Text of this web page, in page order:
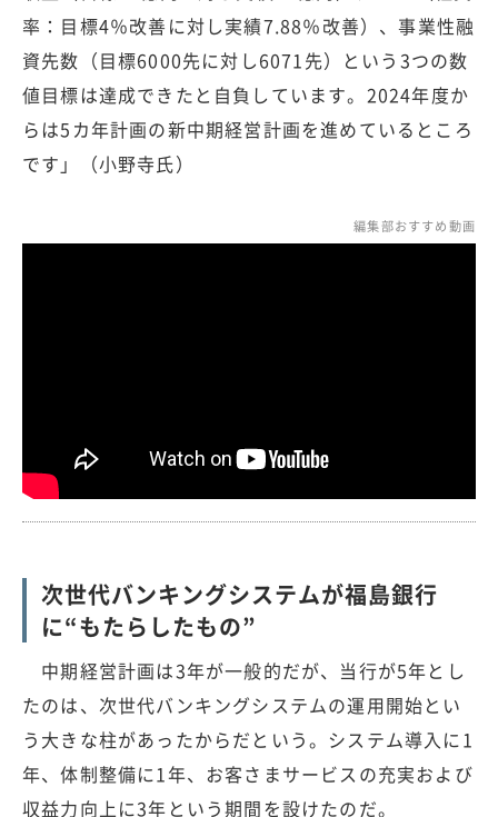
率：目標4％改善に対し実績7.88％改善）、事業性融
資先数（目標6000先に対し6071先）という3つの数
値目標は達成できたと自負しています。2024年度か
らは5カ年計画の新中期経営計画を進めているところ
です」（小野寺氏）
編集部おすすめ動画
次世代バンキングシステムが福島銀行
に“もたらしたもの”
中期経営計画は3年が一般的だが、当行が5年とし
たのは、次世代バンキングシステムの運用開始とい
う大きな柱があったからだという。システム導入に1
年、体制整備に1年、お客さまサービスの充実および
収益力向上に3年という期間を設けたのだ。